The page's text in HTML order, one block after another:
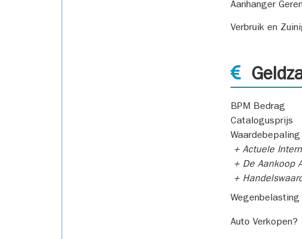
Aanhanger
Verbruik en
BPM Bedrag
Catalogusprijs
+ Actuele
+ De Aankoop
+
Auto Verkopen?